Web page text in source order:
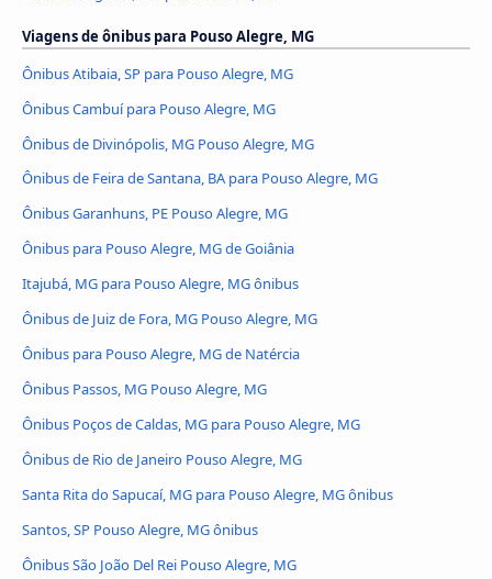
Viagens de ônibus para Pouso Alegre, MG
Ônibus Atibaia, SP para Pouso Alegre, MG
Ônibus Cambuí para Pouso Alegre, MG
Ônibus de Divinópolis, MG Pouso Alegre, MG
Ônibus de Feira de Santana, BA para Pouso Alegre, MG
Ônibus Garanhuns, PE Pouso Alegre, MG
Ônibus para Pouso Alegre, MG de Goiânia
Itajubá, MG para Pouso Alegre, MG ônibus
Ônibus de Juiz de Fora, MG Pouso Alegre, MG
Ônibus para Pouso Alegre, MG de Natércia
Ônibus Passos, MG Pouso Alegre, MG
Ônibus Poços de Caldas, MG para Pouso Alegre, MG
Ônibus de Rio de Janeiro Pouso Alegre, MG
Santa Rita do Sapucaí, MG para Pouso Alegre, MG ônibus
Santos, SP Pouso Alegre, MG ônibus
Ônibus São João Del Rei Pouso Alegre, MG